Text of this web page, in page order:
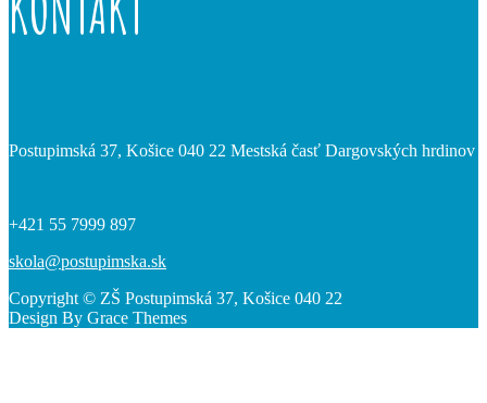
Postupimská 37, Košice 040 22 Mestská časť Dargovských hrdinov
+421 55 7999 897
skola@postupimska.sk
Copyright © ZŠ Postupimská 37, Košice 040 22
Design By Grace Themes